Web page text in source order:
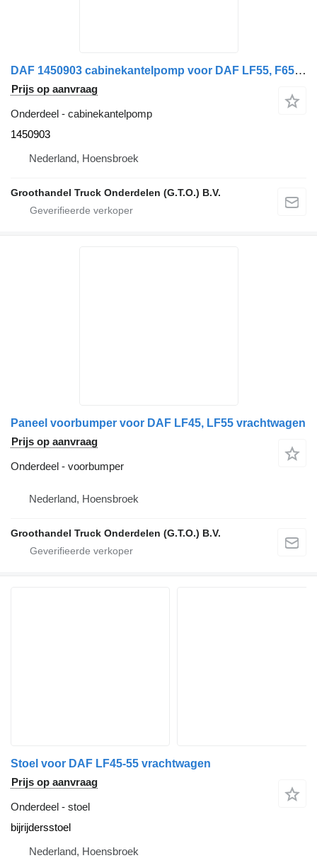
DAF 1450903 cabinekantelpomp voor DAF LF55, F65, F75, F85 vrachtwagen
Prijs op aanvraag
Onderdeel - cabinekantelpomp
1450903
Nederland, Hoensbroek
Groothandel Truck Onderdelen (G.T.O.) B.V.
Paneel voorbumper voor DAF LF45, LF55 vrachtwagen
Prijs op aanvraag
Onderdeel - voorbumper
Nederland, Hoensbroek
Groothandel Truck Onderdelen (G.T.O.) B.V.
Stoel voor DAF LF45-55 vrachtwagen
Prijs op aanvraag
Onderdeel - stoel
bijrijdersstoel
Nederland, Hoensbroek